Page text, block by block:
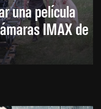
una película
IMAX de